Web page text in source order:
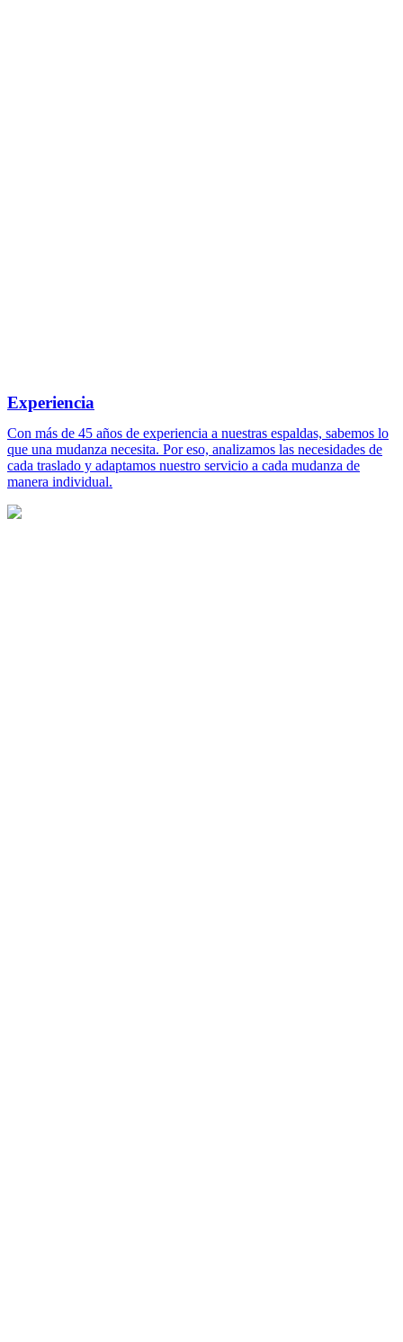
Experiencia
Con más de 45 años de experiencia a nuestras espaldas, sabemos lo
que una mudanza necesita. Por eso, analizamos las necesidades de
cada traslado y adaptamos nuestro servicio a cada mudanza de
manera individual.